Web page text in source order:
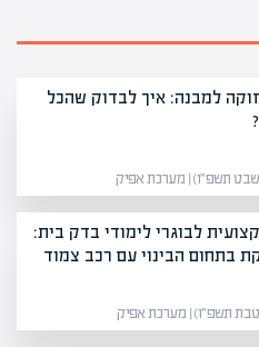
למבנה: איך לבדוק שהכל
לבוגרי לימודי בדק בית:
בתחום הבינוי עם רכב צמוד